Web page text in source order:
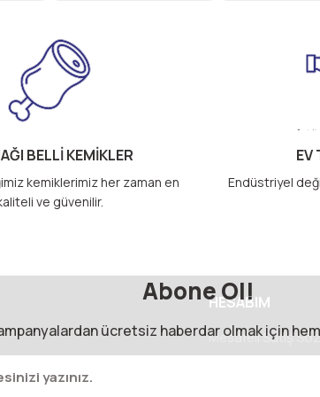
Gönder
BELLİ KEMİKLER
kemiklerimiz her zaman en
ve güvenilir.
EV
Endüstriyel
Abone Ol!
ücretsiz haberdar olmak için
HESABIM
Mesafeli Satış
Gizlilik ve Güvenlik